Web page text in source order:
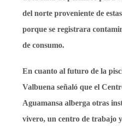
del norte proveniente de
porque se registrara
de consumo.
En cuanto al futuro de la
Valbuena señaló que el
Aguamansa alberga otras
vivero, un centro de trabajo